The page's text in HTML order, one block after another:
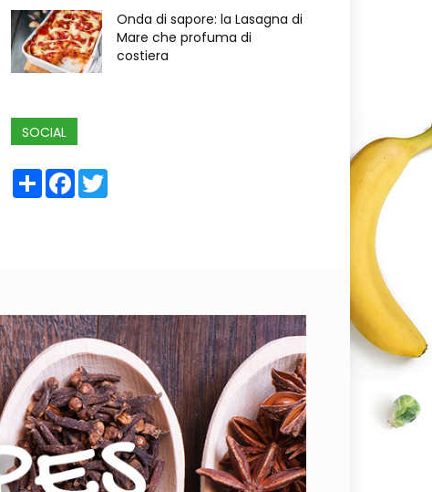
Onda di sapore: la Lasagna di
Mare che profuma di
costiera
SOCIAL
ShareFacebook